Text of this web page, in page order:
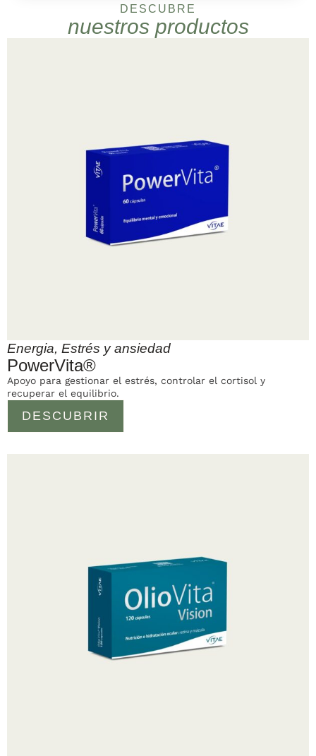
DESCUBRE
nuestros productos
Energia, Estrés y ansiedad
PowerVita®
DESCUBRIR
Apoyo para gestionar el estrés, controlar el cortisol y
recuperar el equilibrio.